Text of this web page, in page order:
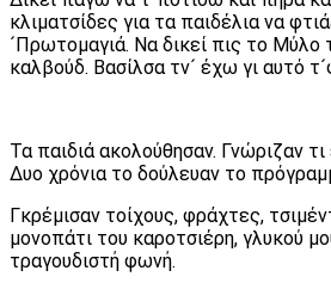
κλιματσίδες για τα παιδέλια να
´Πρωτομαγιά. Να δικεί πις το Μύλο
καλβούδ. Βασίλσα τν´ έχω γι αυτό
Τα παιδιά ακολούθησαν. Γνώριζαν
Δυο χρόνια το δούλευαν το
Γκρέμισαν τοίχους, φράχτες,
μονοπάτι του καροτσιέρη, γλυκού
τραγουδιστή φωνή.